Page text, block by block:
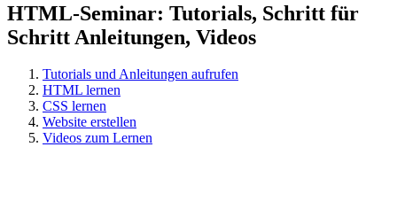
HTML-Seminar: Tutorials, Schritt für
Schritt Anleitungen, Videos
Tutorials und Anleitungen aufrufen
HTML lernen
CSS lernen
Website erstellen
Videos zum Lernen